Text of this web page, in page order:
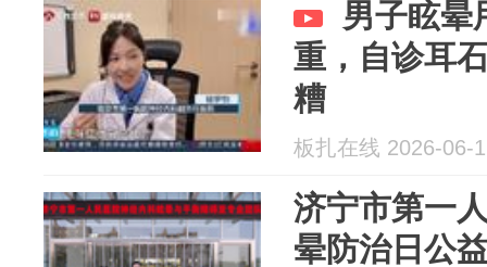
男子眩晕
重，自诊耳
糟
板扎在线 2026-06-
济宁市第一
晕防治日公